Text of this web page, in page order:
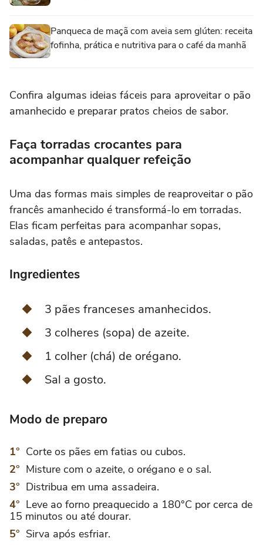
Panqueca de maçã com aveia sem glúten: receita
fofinha, prática e nutritiva para o café da manhã
Confira algumas ideias fáceis para aproveitar o pão
amanhecido e preparar pratos cheios de sabor.
Faça torradas crocantes para
acompanhar qualquer refeição
Uma das formas mais simples de reaproveitar o pão
francês amanhecido é transformá-lo em torradas.
Elas ficam perfeitas para acompanhar sopas,
saladas, patês e antepastos.
Ingredientes
3 pães franceses amanhecidos.
3 colheres (sopa) de azeite.
1 colher (chá) de orégano.
Sal a gosto.
Modo de preparo
Corte os pães em fatias ou cubos.
Misture com o azeite, o orégano e o sal.
Distribua em uma assadeira.
Leve ao forno preaquecido a 180°C por cerca de
15 minutos ou até dourar.
Sirva após esfriar.